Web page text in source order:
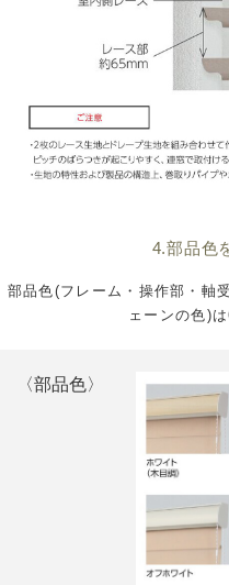
4.部品色
部品色(フレーム・操作部・軸
ェーンの色)
〈部品色〉